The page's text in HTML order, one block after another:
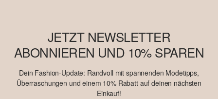
JETZT NEWSLETTER
ABONNIEREN UND 10% SPAREN
Dein Fashion-Update: Randvoll mit spannenden Modetipps,
Überraschungen und einem 10% Rabatt auf deinen nächsten
Einkauf!